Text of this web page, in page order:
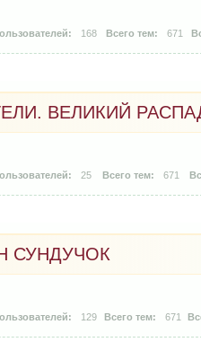
168 671
ВЕЛИКИЙ
25 671
СУНДУЧОК
129 671